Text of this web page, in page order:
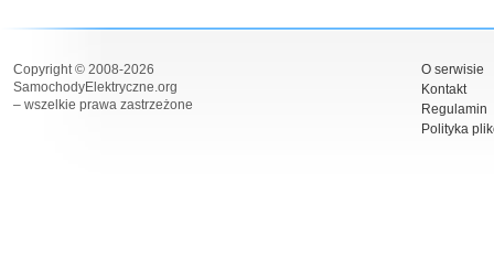
Copyright © 2008-2026
SamochodyElektryczne.org
– wszelkie prawa zastrzeżone
O serwisie
Kontakt
Regulamin
Polityka